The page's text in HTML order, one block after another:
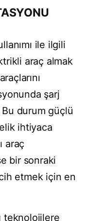
ile ilgili
araç almak
şarj
Bu durum güçlü
ihtiyaca
araç
bir sonraki
etmek için en
teknolojilere